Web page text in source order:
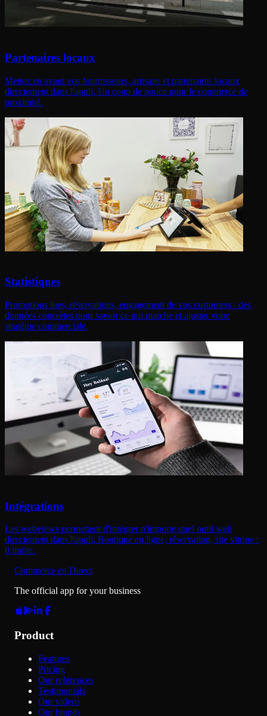
Partenaires locaux
Mettez en avant vos fournisseurs, artisans et partenaires locaux
directement dans l'appli. Un coup de pouce pour le commerce de
proximité.
Statistiques
Promotions lues, réservations, engagement de vos customers : des
données concrètes pour savoir ce qui marche et ajuster votre
stratégie commerciale.
Intégrations
Les webviews permettent d'intégrer n'importe quel outil web
directement dans l'appli. Boutique en ligne, réservation, site vitrine :
0 limite.
Commerce en Direct
The official app for your business
Product
Features
Pricing
Our references
Testimonials
Our videos
Our brands